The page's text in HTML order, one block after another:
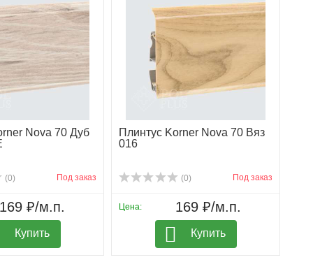
Nova 70 Дуб
(0) Под заказ
169 ₽/м.п.
Купить
Плинтус Korner Nova 70 Вяз
016
(0) Под заказ
Цена: 169 ₽/м.п.
Купить